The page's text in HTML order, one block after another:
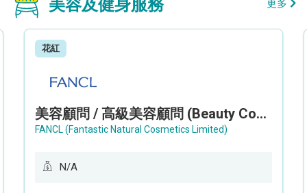
美容及健身服務 更多
花紅
美容顧問 / 高級美容顧問 (Beauty Consultant / Senior Beauty Consultant)
FANCL (Fantastic Natural Cosmetics Limited)
N/A